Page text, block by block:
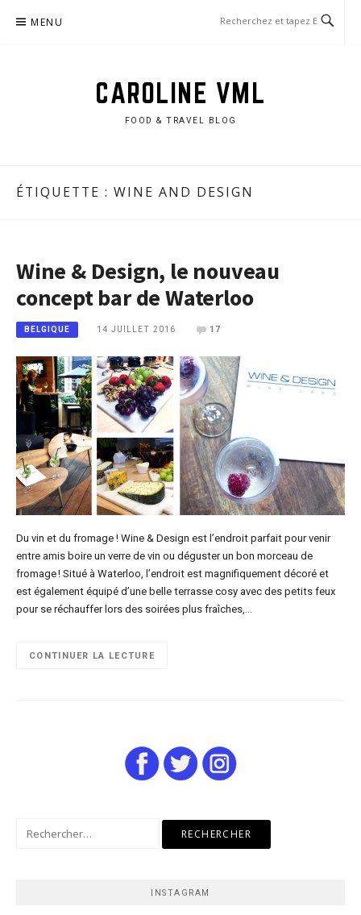
MENU
CAROLINE VML
FOOD & TRAVEL BLOG
ÉTIQUETTE : WINE AND DESIGN
Wine & Design, le nouveau
concept bar de Waterloo
BELGIQUE 14 JUILLET 2016 17
Du vin et du fromage ! Wine & Design est l’endroit parfait pour venir
entre amis boire un verre de vin ou déguster un bon morceau de
fromage ! Situé à Waterloo, l’endroit est magnifiquement décoré et
est également équipé d’une belle terrasse cosy avec des petits feux
pour se réchauffer lors des soirées plus fraîches,…
CONTINUER LA LECTURE
INSTAGRAM